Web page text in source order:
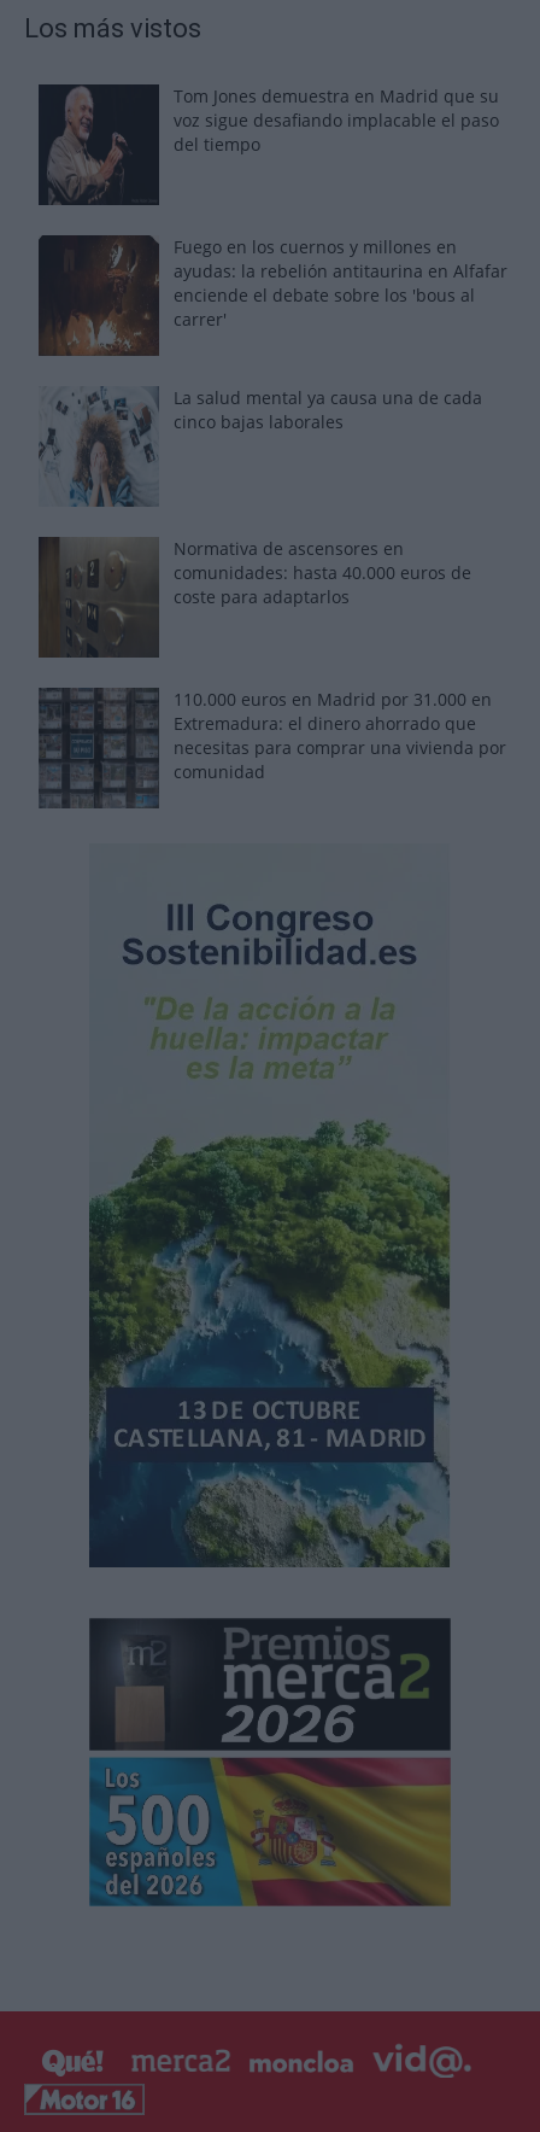
Los más vistos
Tom Jones demuestra en Madrid que su
voz sigue desafiando implacable el paso
del tiempo
Fuego en los cuernos y millones en
ayudas: la rebelión antitaurina en Alfafar
enciende el debate sobre los 'bous al
carrer'
La salud mental ya causa una de cada
cinco bajas laborales
Normativa de ascensores en
comunidades: hasta 40.000 euros de
coste para adaptarlos
110.000 euros en Madrid por 31.000 en
Extremadura: el dinero ahorrado que
necesitas para comprar una vivienda por
comunidad